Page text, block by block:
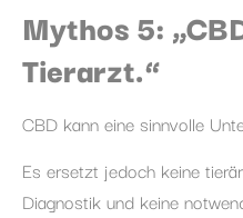
Mythos 5:
Tierarzt.“
CBD kann eine sinnvolle
Es ersetzt jedoch keine
Diagnostik und keine